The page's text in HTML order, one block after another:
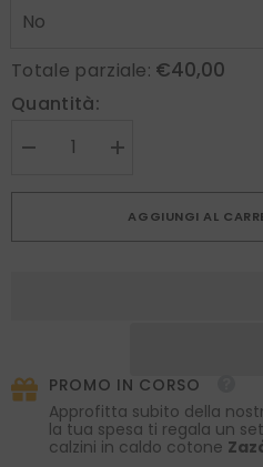
Totale parziale: €40,00
Quantità:
Diminuire
da
Aumenta
Fazzoletto
da
AGGIUNGI AL
PROMO IN CORSO
Approfitta subito della
la tua spesa ti regala un set
calzini in caldo cotone